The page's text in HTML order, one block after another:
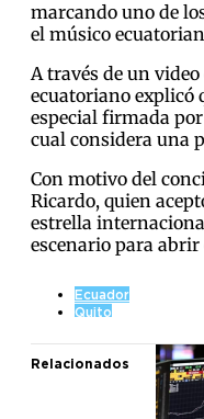
marcando uno de
el músico
A través de un
ecuatoriano explicó
especial firmada
cual considera una
Con motivo del
Ricardo, quien
estrella
escenario para abrir
Ecuador
Quito
Relacionados